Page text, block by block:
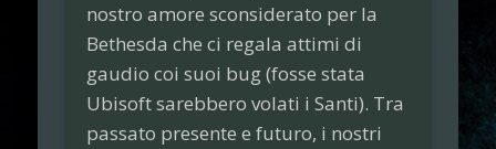
nostro amore sconsiderato per la
Bethesda che ci regala attimi di
gaudio coi suoi bug (fosse stata
Ubisoft sarebbero volati i Santi). Tra
passato presente e futuro, i nostri